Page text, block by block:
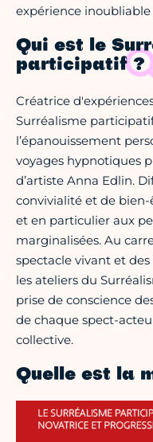
expérience inoubliable
Qui est le
participatif ?
Créatrice
Surréalisme
l’épanouissement
voyages hypnotiques
d’artiste Anna Edlin.
convivialité et de
et en particulier aux
marginalisées. Au
spectacle vivant et
les ateliers du
prise de conscience
de chaque spect-
collective.
Quelle est la